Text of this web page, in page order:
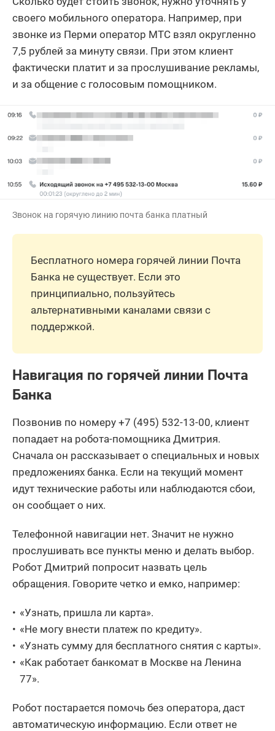
своего мобильного оператора. Например, при
звонке из Перми оператор МТС взял округленно
7,5 рублей за минуту связи. При этом клиент
фактически платит и за прослушивание рекламы,
и за общение с голосовым помощником.
Звонок на горячую линию почта банка платный
Бесплатного номера горячей линии Почта
Банка не существует. Если это
принципиально, пользуйтесь
альтернативными каналами связи с
поддержкой.
Навигация по горячей линии Почта
Банка
Позвонив по номеру +7 (495) 532-13-00, клиент
попадает на робота-помощника Дмитрия.
Сначала он рассказывает о специальных и новых
предложениях банка. Если на текущий момент
идут технические работы или наблюдаются сбои,
он сообщает о них.
Телефонной навигации нет. Значит не нужно
прослушивать все пункты меню и делать выбор.
Робот Дмитрий попросит назвать цель
обращения. Говорите четко и емко, например:
«Узнать, пришла ли карта».
«Не могу внести платеж по кредиту».
«Узнать сумму для бесплатного снятия с карты».
«Как работает банкомат в Москве на Ленина
77».
Робот постарается помочь без оператора, даст
автоматическую информацию. Если ответ не